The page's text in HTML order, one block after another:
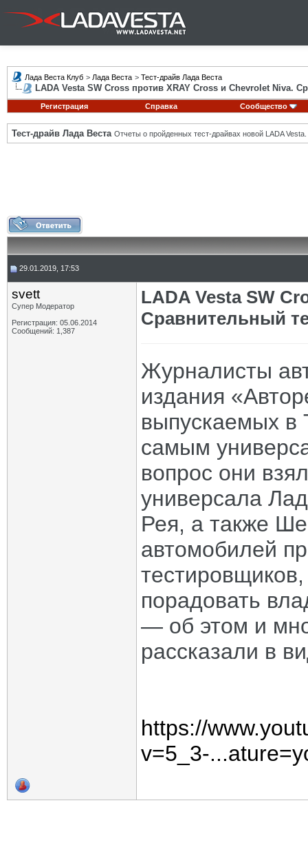
Лада Веста Клуб > Лада Веста > Тест-драйв Лада Веста
LADA Vesta SW Cross против XRAY Cross и Chevrolet Niva.
Регистрация Справка Сообщество
Тест-драйв Лада Веста Отчеты о пройденных тест-драйвах новой LADA Vesta.
29.01.2019, 17:53
svett
Супер Модератор
Регистрация: 05.06.2014
Сообщений: 1,387
LADA Vesta SW
Сравнительный
Журналисты
издания
выпускаемых в
самым
вопрос они
универсала
Рея, а также
автомобилей
порадовать
— об этом и
рассказали в
https://
v=5_3-